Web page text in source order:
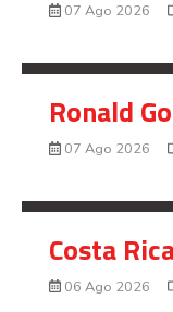
07 Ago 2026
Ronald
07 Ago 2026
Costa
06 Ago 2026